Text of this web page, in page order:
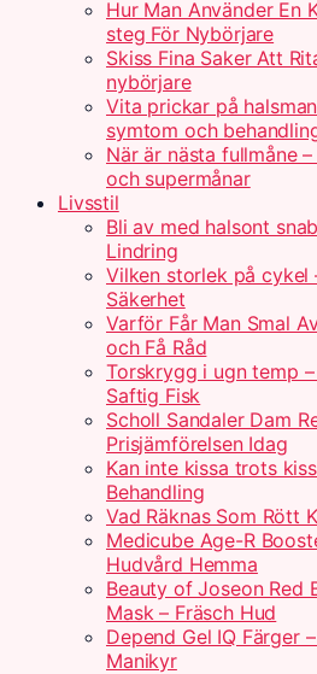
Hur Man Använder En
steg För Nybörjare
Skiss Fina Saker Att
nybörjare
Vita prickar på
symtom och
När är nästa fullmåne
och supermånar
Livsstil
Bli av med halsont
Lindring
Vilken storlek på cykel
Säkerhet
Varför Får Man Smal
och Få Råd
Torskrygg i ugn temp
Saftig Fisk
Scholl Sandaler Dam
Prisjämförelsen Idag
Kan inte kissa trots
Behandling
Vad Räknas Som Rött
Medicube Age-R
Hudvård Hemma
Beauty of Joseon Red
Mask – Fräsch Hud
Depend Gel IQ Färger
Manikyr